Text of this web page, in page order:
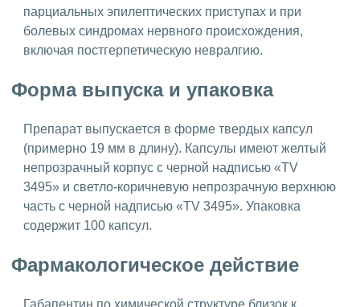
парциальных эпилептических приступах и при
болевых синдромах нервного происхождения,
включая постгерпетическую невралгию.
Форма выпуска и упаковка
Препарат выпускается в форме твердых капсул
(примерно 19 мм в длину). Капсулы имеют желтый
непрозрачный корпус с черной надписью «TV
3495» и светло-коричневую непрозрачную верхнюю
часть с черной надписью «TV 3495». Упаковка
содержит 100 капсул.
Фармакологическое действие
Габапентин по химической структуре близок к